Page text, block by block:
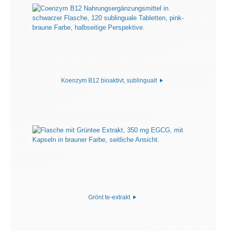
Koenzym B12 bioaktivt, sublingualt
Grönt te-extrakt